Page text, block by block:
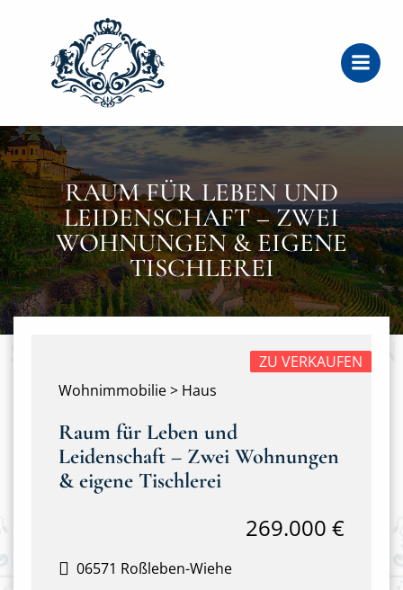
RAUM FÜR LEBEN UND
LEIDENSCHAFT – ZWEI
WOHNUNGEN & EIGENE
TISCHLEREI
Wohnimmobilie > Haus
ZU VERKAUFEN
Raum für Leben und
Leidenschaft – Zwei Wohnungen
& eigene Tischlerei
06571 Roßleben-Wiehe
269.000 €